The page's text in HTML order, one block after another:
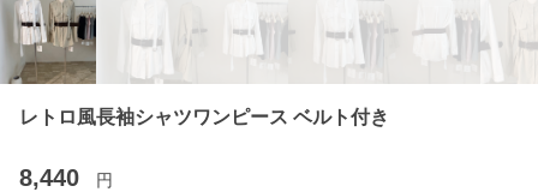
レトロ風長袖シャツワンピース ベルト付き
8,440 円